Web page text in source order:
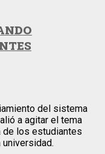
del sistema
a agitar el tema
de los estudiantes
universidad.